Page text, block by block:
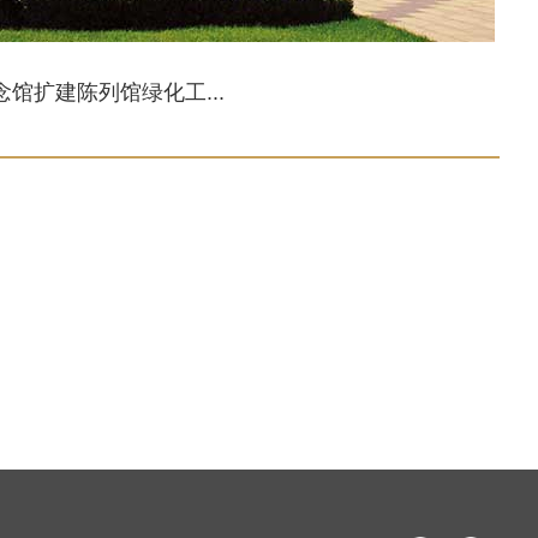
馆扩建陈列馆绿化工...